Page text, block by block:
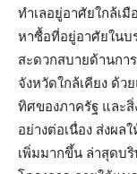
ทำเลอยู่อาศัยใกล้เ
หาซื้อที่อยู่อาศัยในบ
สะดวกสบายด้านกา
จังหวัดใกล้เคียง ด้
ทิศของภาครัฐ และ
อย่างต่อเนื่อง ส่งผล
เพิ่มมากขึ้น ล่าสุดบ